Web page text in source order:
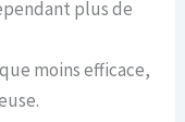
plus de
moins efficace,